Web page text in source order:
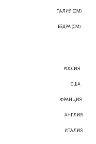
ТАЛИЯ (СМ)
БЁДРА (СМ)
РОССИЯ
США
ФРАНЦИЯ
АНГЛИЯ
ИТАЛИЯ